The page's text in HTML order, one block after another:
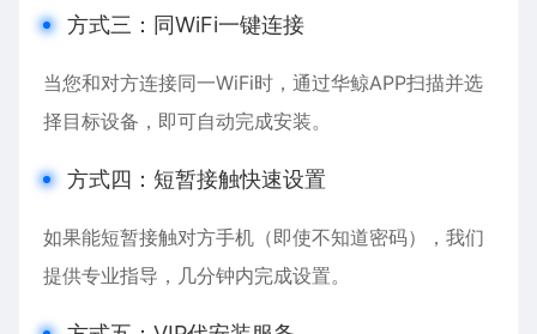
方式三：同WiFi一键连接
当您和对方连接同一WiFi时，通过华鲸APP扫描并选
择目标设备，即可自动完成安装。
方式四：短暂接触快速设置
如果能短暂接触对方手机（即使不知道密码），我们
提供专业指导，几分钟内完成设置。